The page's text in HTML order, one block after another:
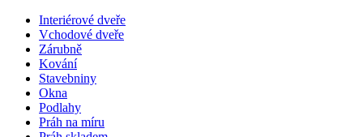
Interiérové dveře
Vchodové dveře
Zárubně
Kování
Stavebniny
Okna
Podlahy
Práh na míru